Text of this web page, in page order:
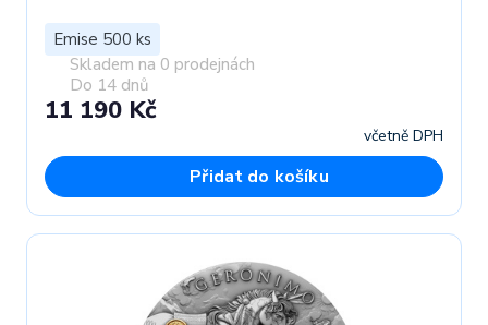
Emise 500 ks
Skladem na 0 prodejnách
Do 14 dnů
11 190 Kč
včetně DPH
Přidat do košíku